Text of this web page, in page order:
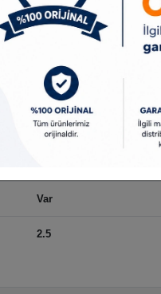
Yok
Aktif Soğutma
Var
Var
2.5